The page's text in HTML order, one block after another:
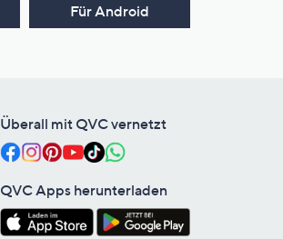
Für Android
Überall mit QVC vernetzt
QVC Apps herunterladen